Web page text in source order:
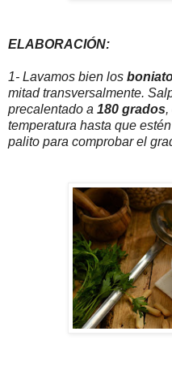
ELABORACIÓN:
1- Lavamos bien los
mitad transversalmente.
precalentado a 180 grados,
temperatura hasta que
palito para comprobar el